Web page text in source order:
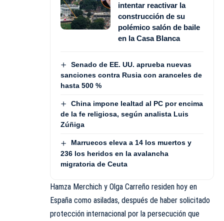
intentar reactivar la
construcción de su
polémico salón de baile
en la Casa Blanca
Senado de EE. UU. aprueba nuevas
sanciones contra Rusia con aranceles de
hasta 500 %
China impone lealtad al PC por encima
de la fe religiosa, según analista Luis
Zúñiga
Marruecos eleva a 14 los muertos y
236 los heridos en la avalancha
migratoria de Ceuta
Hamza Merchich y Olga Carreño residen hoy en
España como asiladas, después de haber solicitado
protección internacional por la persecución que